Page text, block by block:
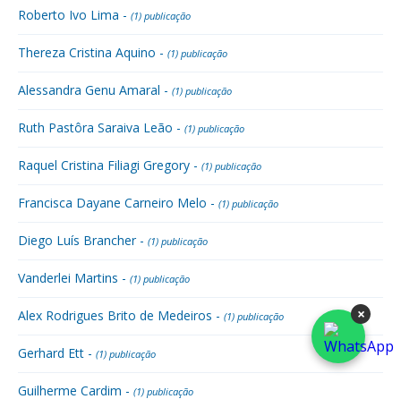
Roberto Ivo Lima - (1) publicação
Thereza Cristina Aquino - (1) publicação
Alessandra Genu Amaral - (1) publicação
Ruth Pastôra Saraiva Leão - (1) publicação
Raquel Cristina Filiagi Gregory - (1) publicação
Francisca Dayane Carneiro Melo - (1) publicação
Diego Luís Brancher - (1) publicação
Vanderlei Martins - (1) publicação
Alex Rodrigues Brito de Medeiros - (1) publicação
Gerhard Ett - (1) publicação
Guilherme Cardim - (1) publicação
×